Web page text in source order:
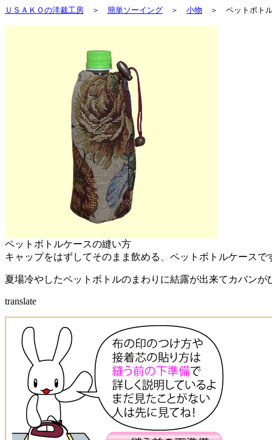
ＵＳＡＫＯの洋裁工房 ＞ 簡単ソーイング ＞ 小物 ＞ ペットボトル
ペットボトルケースの縫い方
キャップをはずしてそのまま飲める、ペットボトルケースで
夏場冷やしたペットボトルのまわりに結露が出来てカバン
translate